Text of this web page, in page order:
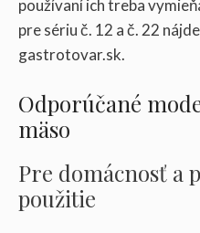
používaní ich treba
pre sériu č. 12 a č. 22
gastrotovar.sk.
Odporúčané
mäso
Pre domácnosť a
použitie